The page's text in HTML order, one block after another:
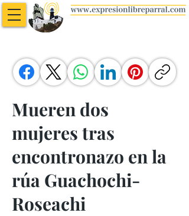
Mueren dos
mujeres tras
encontronazo en la
rúa Guachochi-
Roseachi